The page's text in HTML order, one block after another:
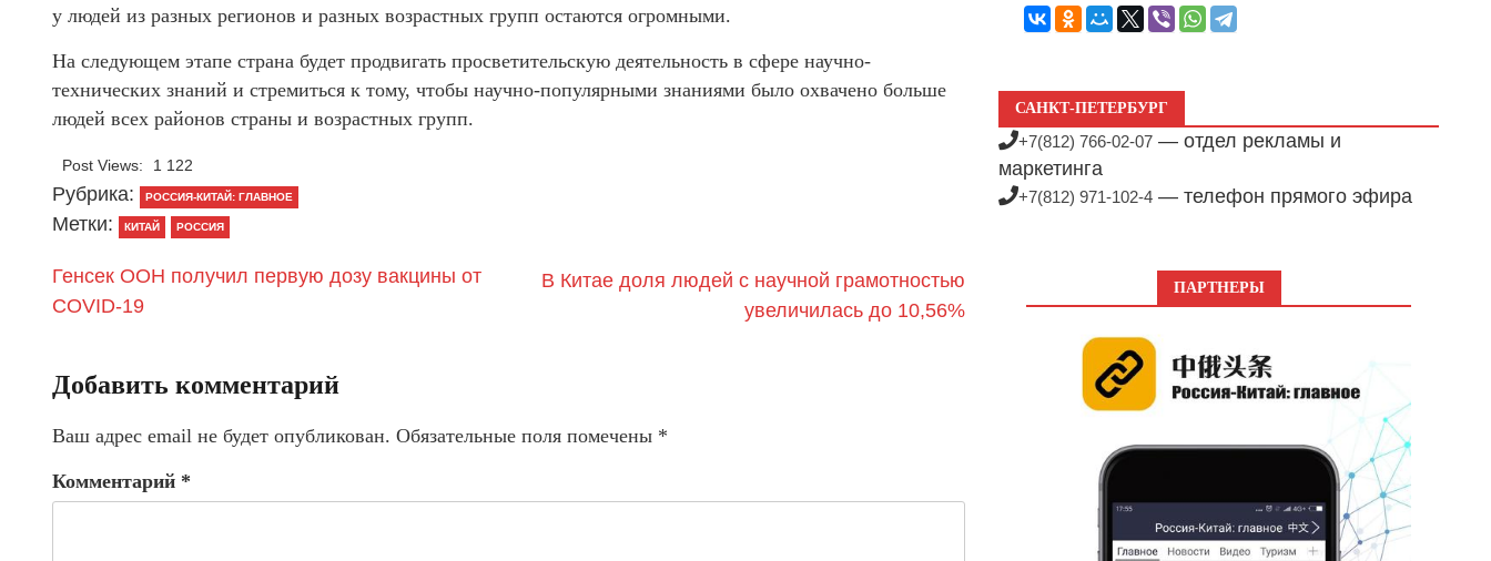
у людей из разных регионов и разных возрастных групп остаются огромными.
На следующем этапе страна будет продвигать просветительскую деятельность в сфере научно-
технических знаний и стремиться к тому, чтобы научно-популярными знаниями было охвачено больше
людей всех районов страны и возрастных групп.
Post Views: 1 122
Рубрика: РОССИЯ-КИТАЙ: ГЛАВНОЕ
Метки: КИТАЙ РОССИЯ
Генсек ООН получил первую дозу вакцины от
COVID-19
В Китае доля людей с научной грамотностью
увеличилась до 10,56%
Добавить комментарий
Ваш адрес email не будет опубликован. Обязательные поля помечены *
Комментарий *
САНКТ-ПЕТЕРБУРГ
+7(812) 766-02-07 — отдел рекламы и
маркетинга
+7(812) 971-102-4 — телефон прямого эфира
ПАРТНЕРЫ